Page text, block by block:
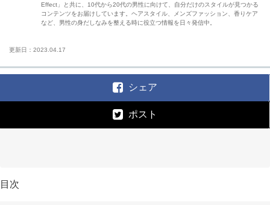
Effect」と共に、10代から20代の男性に向けて、自分だけのスタイルが見つかる
コンテンツをお届けしています。ヘアスタイル、メンズファッション、香りケア
など、男性の身だしなみを整える時に役立つ情報を日々発信中。
更新日：2023.04.17
シェア
ポスト
目次